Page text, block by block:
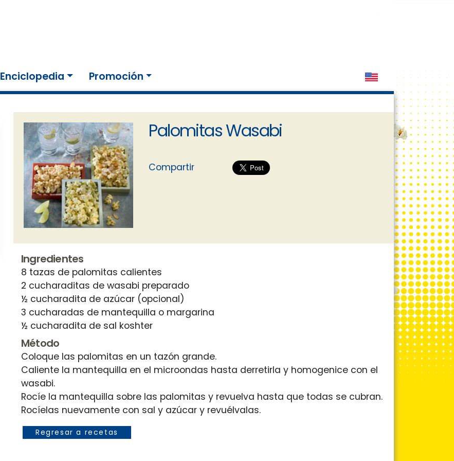
Enciclopedia Promoción
Palomitas Wasabi
Compartir
Ingredientes
8 tazas de palomitas calientes
2 cucharaditas de wasabi preparado
½ cucharadita de azúcar (opcional)
3 cucharadas de mantequilla o margarina
Método
Coloque las palomitas en un tazón grande.
Caliente la mantequilla en el microondas hasta derretirla y homogenice con el
wasabi.
Rocíe la mantequilla sobre las palomitas y revuelva hasta que todas se cubran.
Regresar a recetas